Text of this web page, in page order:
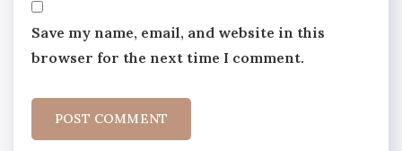
Save my name, email, and website in this
browser for the next time I comment.